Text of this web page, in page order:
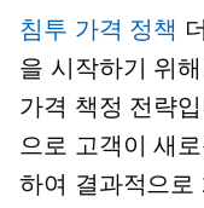
침투 가격 정책
을 시작하기 위
가격 책정 전략
으로 고객이 새
하여 결과적으로